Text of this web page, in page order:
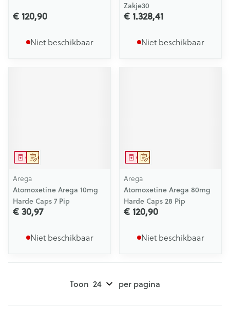
€ 120,90
Niet beschikbaar
Zakje30
€ 1.328,41
Niet beschikbaar
Op voorschrift
Geneesmiddel
Arega
Atomoxetine Arega 10mg
Harde Caps 7 Pip
€ 30,97
Niet beschikbaar
Op voorschrift
Geneesmiddel
Arega
Atomoxetine Arega 80mg
Harde Caps 28 Pip
€ 120,90
Niet beschikbaar
Toon per pagina